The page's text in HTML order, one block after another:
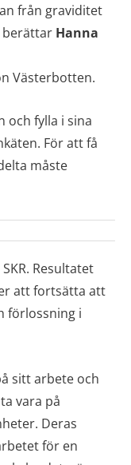
från graviditet
berättar Hanna
Västerbotten.
och fylla i sina
För att få
måste
Resultatet
att fortsätta att
förlossning i
sitt arbete och
vara på
Deras
för en